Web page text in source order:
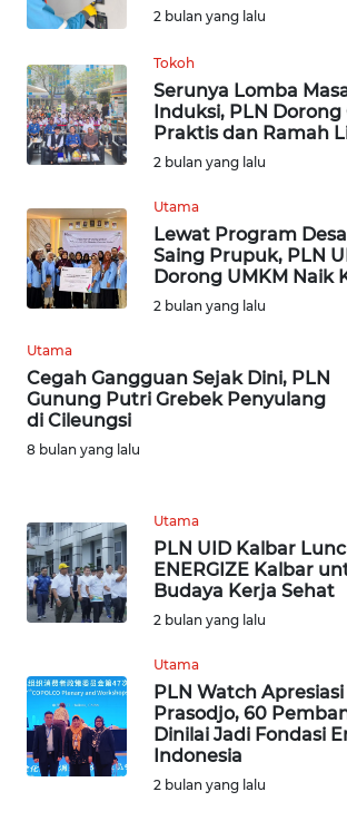
2 bulan yang lalu
Tokoh
Serunya Lomba
Induksi, PLN Dorong
Praktis dan Ramah
2 bulan yang lalu
Utama
Lewat Program
Saing Prupuk, PLN
Dorong UMKM Naik
2 bulan yang lalu
Utama
Cegah Gangguan Sejak Dini, PLN
Gunung Putri Grebek Penyulang
di Cileungsi
8 bulan yang lalu
Utama
PLN UID Kalbar
ENERGIZE Kalbar
Budaya Kerja Sehat
2 bulan yang lalu
Utama
PLN Watch
Prasodjo, 60
Dinilai Jadi Fondasi
Indonesia
2 bulan yang lalu
WN
JABAR
WN
BANTEN
WN
KEPRI
WN
PAPUA
WN
RIAU
WN
WN
JAMBI
WN